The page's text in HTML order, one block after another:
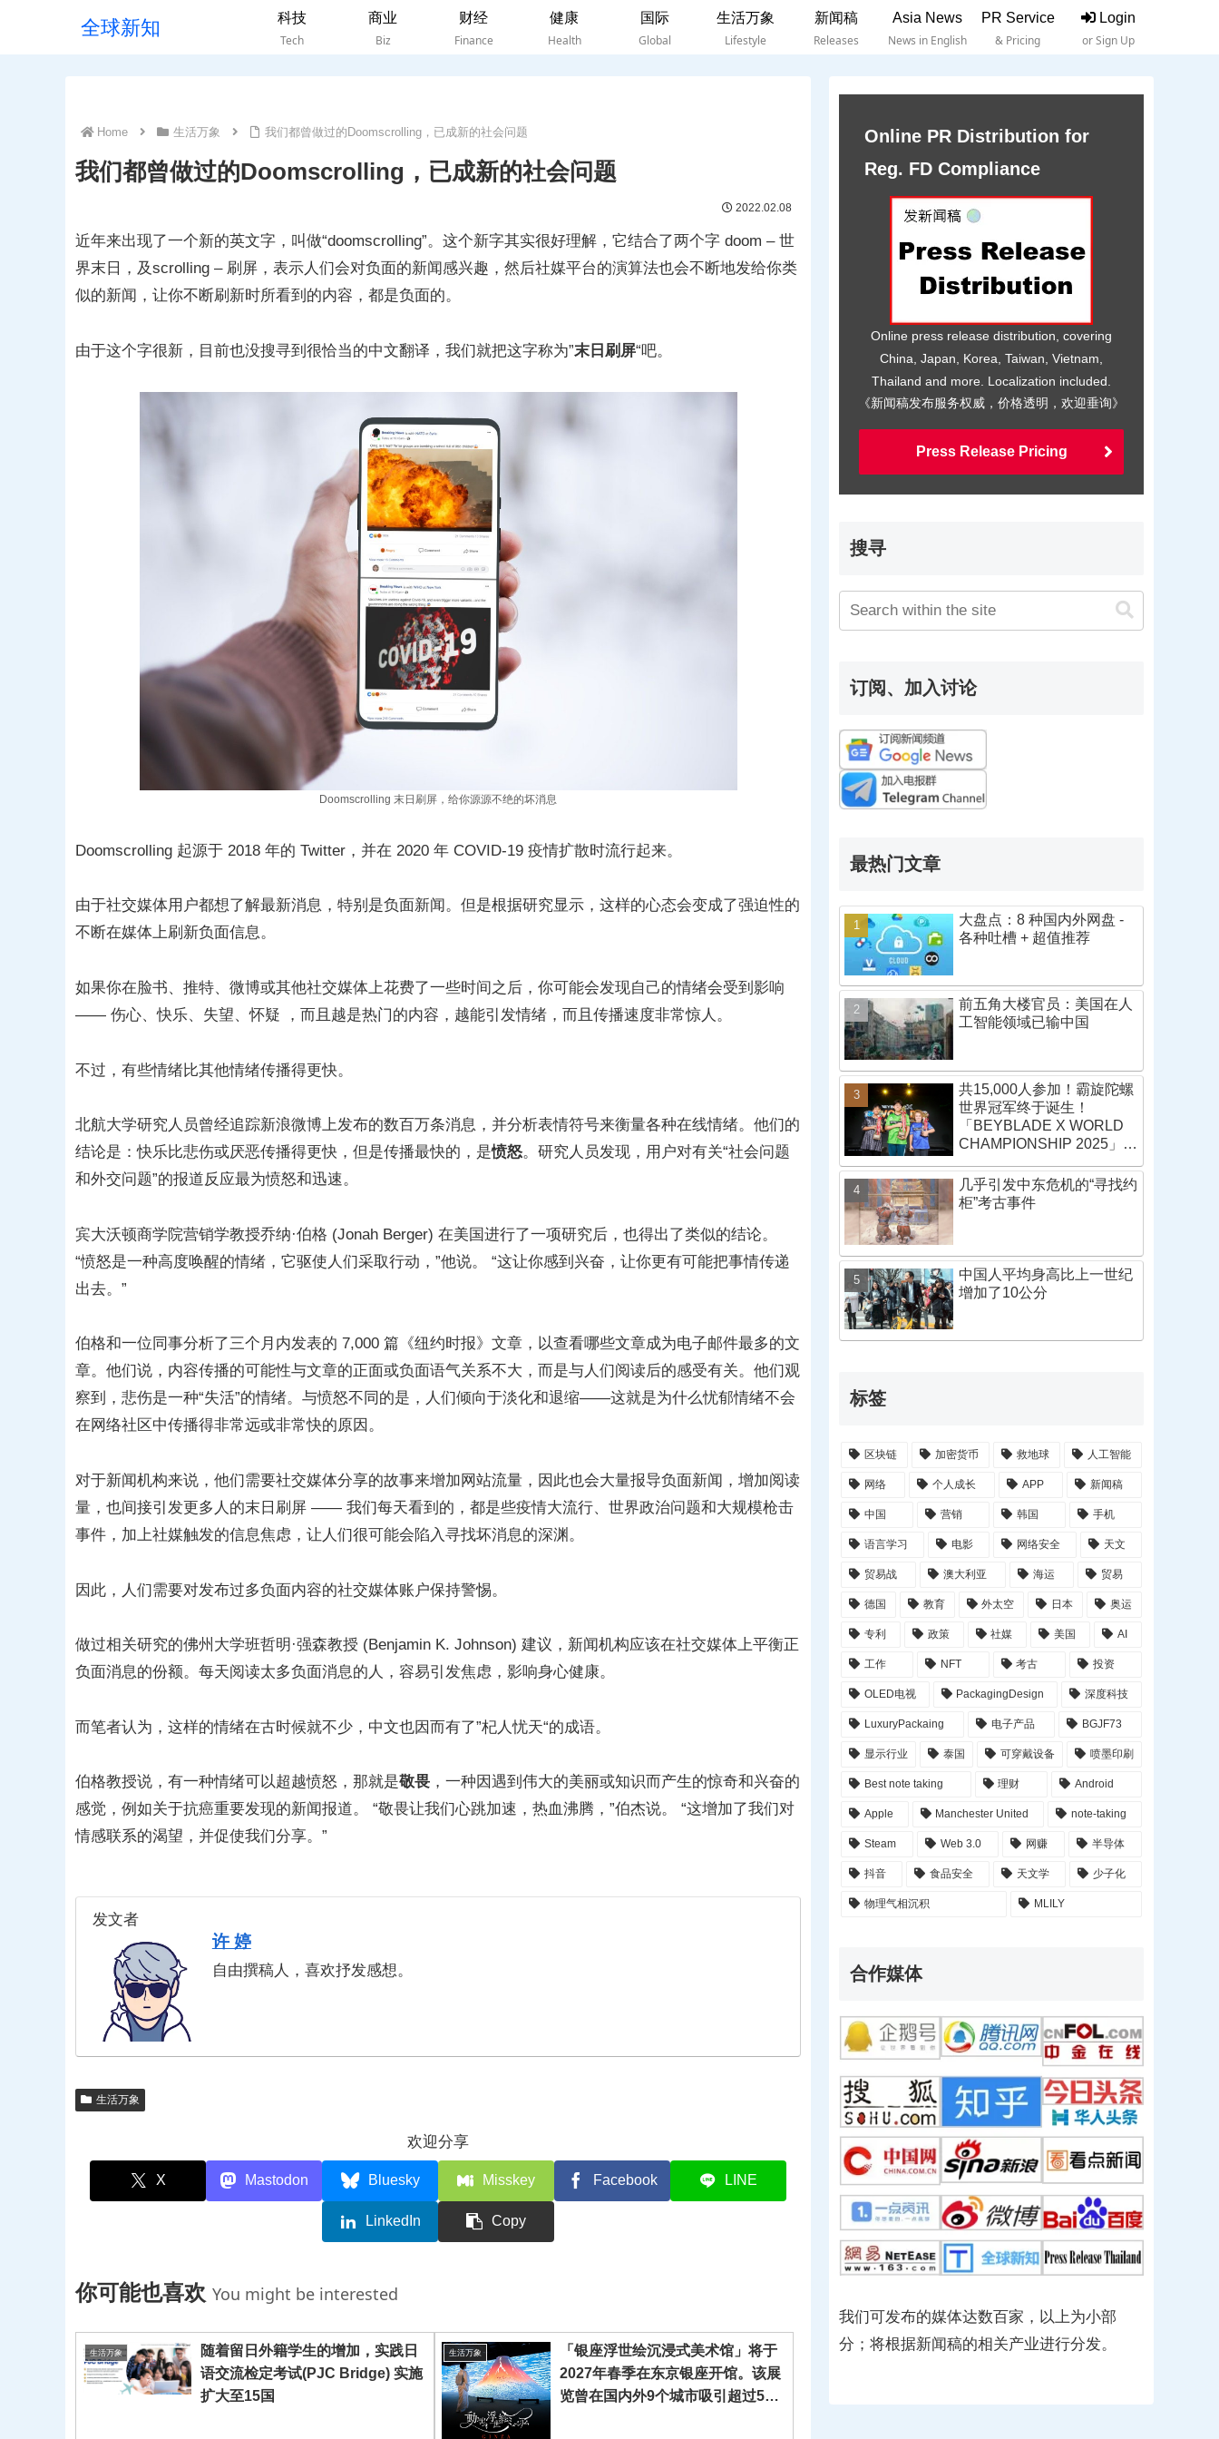
全球新知
科技
Tech
商业
Biz
财经
Finance
健康
Health
国际
Global
生活万象
Lifestyle
新闻稿
Releases
Asia News
News in English
PR Service
& Pricing
Login
or Sign Up
Home 生活万象 我们都曾做过的Doomscrolling，已成新的社会问题
我们都曾做过的Doomscrolling，已成新的社会问题
2022.02.08
近年来出现了一个新的英文字，叫做“doomscrolling”。这个新字其实很好理解，它结合了两个字 doom – 世
界末日，及scrolling – 刷屏，表示人们会对负面的新闻感兴趣，然后社媒平台的演算法也会不断地发给你类
似的新闻，让你不断刷新时所看到的内容，都是负面的。
由于这个字很新，目前也没搜寻到很恰当的中文翻译，我们就把这字称为”末日刷屏“吧。
Doomscrolling 末日刷屏，给你源源不绝的坏消息
Doomscrolling 起源于 2018 年的 Twitter，并在 2020 年 COVID-19 疫情扩散时流行起来。
由于社交媒体用户都想了解最新消息，特别是负面新闻。但是根据研究显示，这样的心态会变成了强迫性的
不断在媒体上刷新负面信息。
如果你在脸书、推特、微博或其他社交媒体上花费了一些时间之后，你可能会发现自己的情绪会受到影响
—— 伤心、快乐、失望、怀疑 ，而且越是热门的内容，越能引发情绪，而且传播速度非常惊人。
不过，有些情绪比其他情绪传播得更快。
北航大学研究人员曾经追踪新浪微博上发布的数百万条消息，并分析表情符号来衡量各种在线情绪。他们的
结论是：快乐比悲伤或厌恶传播得更快，但是传播最快的，是愤怒。研究人员发现，用户对有关“社会问题
和外交问题”的报道反应最为愤怒和迅速。
宾大沃顿商学院营销学教授乔纳·伯格 (Jonah Berger) 在美国进行了一项研究后，也得出了类似的结论。
“愤怒是一种高度唤醒的情绪，它驱使人们采取行动，”他说。 “这让你感到兴奋，让你更有可能把事情传递
出去。”
伯格和一位同事分析了三个月内发表的 7,000 篇《纽约时报》文章，以查看哪些文章成为电子邮件最多的文
章。他们说，内容传播的可能性与文章的正面或负面语气关系不大，而是与人们阅读后的感受有关。他们观
察到，悲伤是一种“失活”的情绪。与愤怒不同的是，人们倾向于淡化和退缩——这就是为什么忧郁情绪不会
在网络社区中传播得非常远或非常快的原因。
对于新闻机构来说，他们需要社交媒体分享的故事来增加网站流量，因此也会大量报导负面新闻，增加阅读
量，也间接引发更多人的末日刷屏 —— 我们每天看到的，都是些疫情大流行、世界政治问题和大规模枪击
事件，加上社媒触发的信息焦虑，让人们很可能会陷入寻找坏消息的深渊。
因此，人们需要对发布过多负面内容的社交媒体账户保持警惕。
做过相关研究的佛州大学班哲明·强森教授 (Benjamin K. Johnson) 建议，新闻机构应该在社交媒体上平衡正
负面消息的份额。每天阅读太多负面消息的人，容易引发焦虑，影响身心健康。
而笔者认为，这样的情绪在古时候就不少，中文也因而有了”杞人忧天“的成语。
伯格教授说，有一种情绪可以超越愤怒，那就是敬畏 ，一种因遇到伟大的美丽或知识而产生的惊奇和兴奋的
感觉，例如关于抗癌重要发现的新闻报道。 “敬畏让我们心跳加速，热血沸腾，”伯杰说。 “这增加了我们对
情感联系的渴望，并促使我们分享。”
发文者
许 婷
自由撰稿人，喜欢抒发感想。
生活万象
欢迎分享
X Mastodon Bluesky Misskey Facebook LINE
LinkedIn Copy
你可能也喜欢 You might be interested
生活万象
随着留日外籍学生的增加，实践日
语交流检定考试(PJC Bridge) 实施
扩大至15国
生活万象
「银座浮世绘沉浸式美术馆」将于
2027年春季在东京银座开馆。该展
览曾在国内外9个城市吸引超过50
Online PR Distribution for
Reg. FD Compliance
Online press release distribution, covering
China, Japan, Korea, Taiwan, Vietnam,
Thailand and more. Localization included.
《新闻稿发布服务权威，价格透明，欢迎垂询》
Press Release Pricing
搜寻
订阅、加入讨论
最热门文章
大盘点：8 种国内外网盘 -
各种吐槽 + 超值推荐
前五角大楼官员：美国在人
工智能领域已输中国
共15,000人参加！霸旋陀螺
世界冠军终于诞生！
「BEYBLADE X WORLD
CHAMPIONSHIP 2025」战
几乎引发中东危机的“寻找约
柜”考古事件
中国人平均身高比上一世纪
增加了10公分
标签
区块链 加密货币 救地球 人工智能
网络 个人成长 APP 新闻稿
中国 营销 韩国 手机
语言学习 电影 网络安全 天文
贸易战 澳大利亚 海运 贸易
德国 教育 外太空 日本 奥运
专利 政策 社媒 美国 AI
工作 NFT 考古 投资
OLED电视 PackagingDesign 深度科技
LuxuryPackaing 电子产品 BGJF73
显示行业 泰国 可穿戴设备 喷墨印刷
Best note taking 理财 Android
Apple Manchester United note-taking
Steam Web 3.0 网赚 半导体
抖音 食品安全 天文学 少子化
物理气相沉积 MLILY
合作媒体
我们可发布的媒体达数百家，以上为小部
分；将根据新闻稿的相关产业进行分发。